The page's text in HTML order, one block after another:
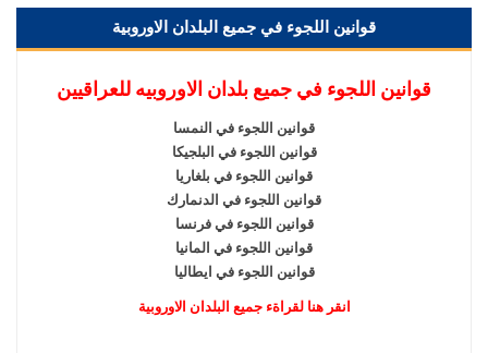
قوانين اللجوء في جميع البلدان الاوروبية
قوانين اللجوء في جميع بلدان الاوروبيه للعراقيين
قوانين اللجوء في النمسا
قوانين اللجوء في البلجيكا
قوانين اللجوء في بلغاريا
قوانين اللجوء في الدنمارك
قوانين اللجوء في فرنسا
قوانين اللجوء في المانيا
قوانين اللجوء في ايطاليا
انقر هنا لقراةء جميع البلدان الاوروبية